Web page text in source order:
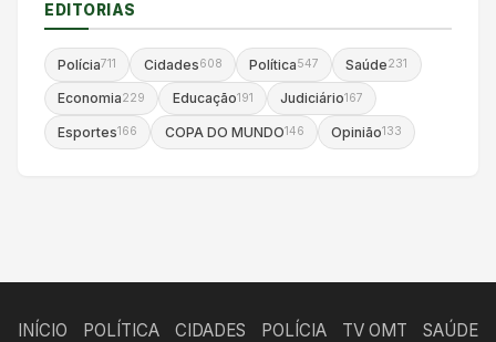
EDITORIAS
Polícia711 Cidades608 Política547 Saúde231
Economia229 Educação191 Judiciário167
Esportes166 COPA DO MUNDO146 Opinião133
INÍCIO POLÍTICA CIDADES POLÍCIA TV OMT
SAÚDE